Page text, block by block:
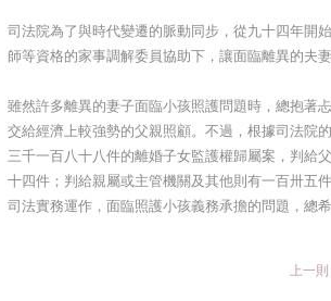
司法院為了與時代變遷的脈動同步，從九十四年開
師等資格的家事調解委員協助下，讓面臨離異的夫
雖然許多離異的妻子面臨小孩照護問題時，總抱著
交給經濟上較強勢的父親照顧。不過，根據司法院
三千一百八十八件的離婚子女監護權歸屬案，判給
十四件；判給親屬或主管機關及其他則有一百卅五
司法實務運作，面臨照護小孩義務承擔的問題，總
上一則